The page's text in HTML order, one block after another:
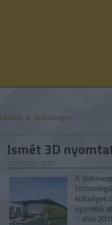
Címkék » Volkswagen
Ismét 3D
2021.06.23. 08:00
A
költségek
egymillió
– ahol